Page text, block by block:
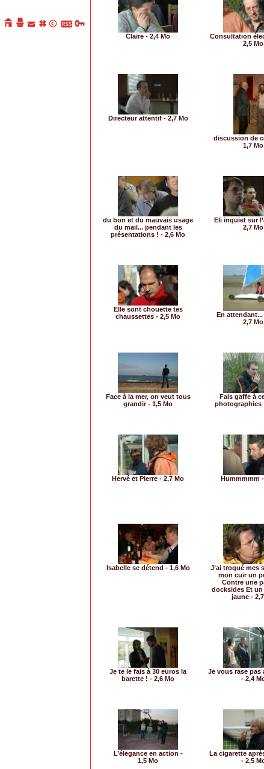
Claire - 2,4 Mo
Consultation
2,5 Mo
Directeur attentif - 2,7 Mo
discussion de
1,7 Mo
du bon et du mauvais usage
du mail... pendant les
présentations ! - 2,6 Mo
Eli inquiet sur
2,7 Mo
Elle sont chouette tes
chaussettes - 2,5 Mo
En
2,7 Mo
Face à la mer, on veut tous
grandir - 1,5 Mo
Fais gaffe à
photographies
Hervé et Pierre - 2,7 Mo Hummmmm
Isabelle se détend - 1,6 Mo
J’ai troqué mes
mon cuir un
Contre une
docksides Et
jaune -
Je te le fais à 30 euros la
barette ! - 2,6 Mo
Je vous rase pas
- 2,4
L’élegance en action -
1,5 Mo
La cigarette
- 2,5